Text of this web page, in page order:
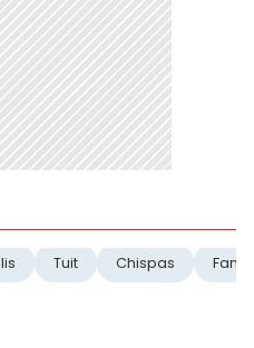
Tuit Chispas Fama